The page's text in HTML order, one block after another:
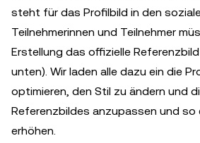
steht für das Profilbild in den
Teilnehmerinnen und Teilnehmer
Erstellung das offizielle
unten). Wir laden alle dazu ein die
optimieren, den Stil zu ändern und
Referenzbildes anzupassen und
erhöhen.